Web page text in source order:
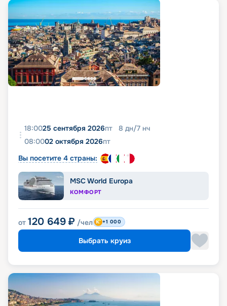
18:0025 сентября 2026пт 8 дн/7 нч
08:0002 октября 2026пт
Вы посетите 4 страны:
MSC World Europa
КОМФОРТ
от 120 649 ₽ /чел +1 000
Выбрать круиз